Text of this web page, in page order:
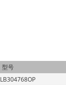
型号
LB304768OP